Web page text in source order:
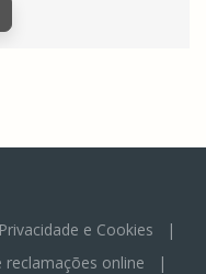
e Cookies |
reclamações online |